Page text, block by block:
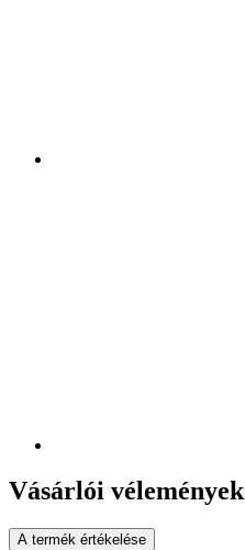
Vásárlói vélemények
A termék értékelése